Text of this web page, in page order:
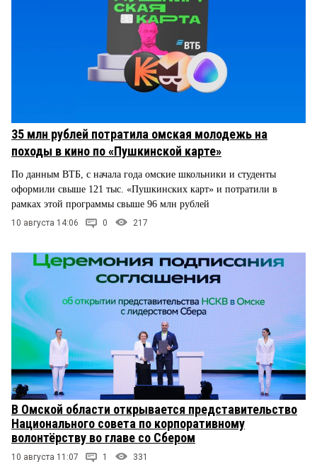
35 млн рублей потратила омская молодежь на
походы в кино по «Пушкинской карте»
По данным ВТБ, с начала года омские школьники и студенты
оформили свыше 121 тыс. «Пушкинских карт» и потратили в
рамках этой программы свыше 96 млн рублей
10 августа 14:06 0 217
В Омской области открывается представительство
Национального совета по корпоративному
волонтёрству во главе со Сбером
10 августа 11:07 1 331